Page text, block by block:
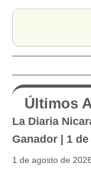
Search
Últimos
La Diaria
Ganador | 1
1 de agosto de 2026